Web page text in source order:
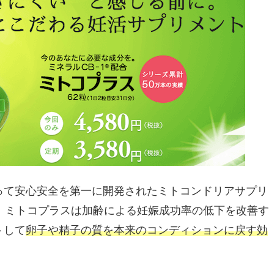
安心安全を第一に開発されたミトコンドリアサプリ
ミトコプラスは加齢による妊娠成功率の低下を改善す
して卵子や精子の質を本来のコンディションに戻す効